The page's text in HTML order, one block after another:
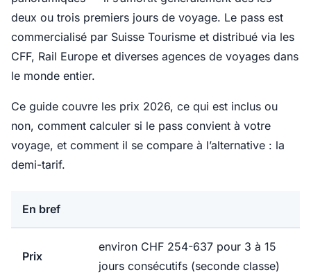
deux ou trois premiers jours de voyage. Le pass est
commercialisé par Suisse Tourisme et distribué via les
CFF, Rail Europe et diverses agences de voyages dans
le monde entier.
Ce guide couvre les prix 2026, ce qui est inclus ou
non, comment calculer si le pass convient à votre
voyage, et comment il se compare à l’alternative : la
demi-tarif.
En bref
Prix
environ CHF 254-637 pour 3 à 15
jours consécutifs (seconde classe)